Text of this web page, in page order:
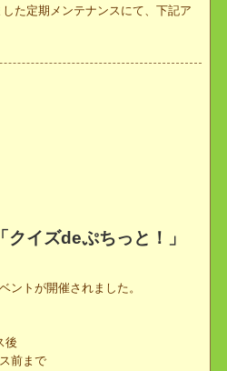
お知らせ
した定期メンテナンスにて、下記ア
クイズdeぷちっと！」
ベントが開催されました。